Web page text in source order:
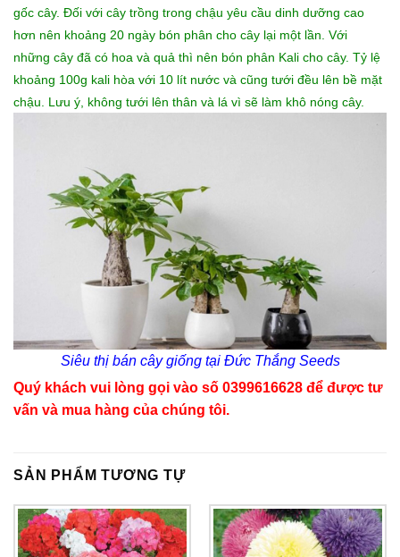
gốc cây. Đối với cây trồng trong chậu yêu cầu dinh dưỡng cao
hơn nên khoảng 20 ngày bón phân cho cây lại một lần. Với
những cây đã có hoa và quả thì nên bón phân Kali cho cây. Tỷ lệ
khoảng 100g kali hòa với 10 lít nước và cũng tưới đều lên bề mặt
chậu. Lưu ý, không tưới lên thân và lá vì sẽ làm khô nóng cây.
Siêu thị bán cây giốngtại Đức Thắng Seeds
Quý khách vui lòng gọi vào số 0399616628 để được tư
vấn và mua hàng của chúng tôi.
SẢN PHẨM TƯƠNG TỰ